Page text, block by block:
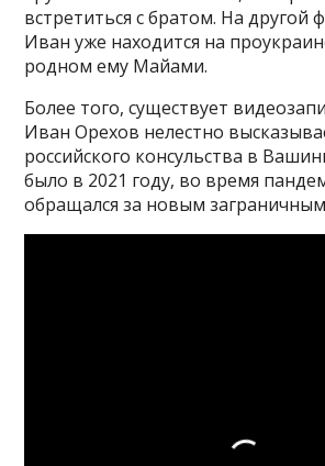
встретиться с братом. На другой
Иван уже находится на
родном ему Майами.
Более того, существует
Иван Орехов нелестно
российского консульства в
было в 2021 году, во время
обращался за новым